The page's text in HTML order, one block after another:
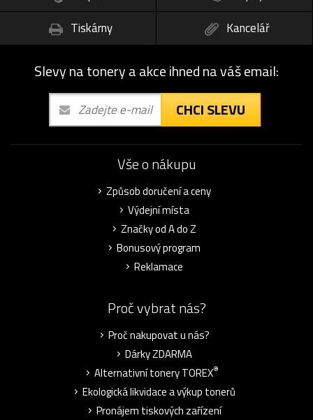
Tiskárny
Kancelář
Slevy na tonery a akce ihned na váš email:
CHCI SLEVU
Vše o nákupu
Způsob doručení a ceny
Výdejní místa
Značky od A do Z
Bonusový program
Reklamace
Proč vybrat nás?
Proč nakupovat u nás?
Dárky ZDARMA
Alternativní tonery TOREX®
Ekologická likvidace a výkup tonerů
Pronájem tiskových zařízení